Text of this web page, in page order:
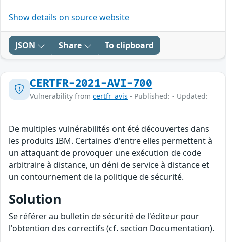
Show details on source website
JSON Share To clipboard
CERTFR-2021-AVI-700
Vulnerability from certfr_avis - Published: - Updated:
De multiples vulnérabilités ont été découvertes dans
les produits IBM. Certaines d'entre elles permettent à
un attaquant de provoquer une exécution de code
arbitraire à distance, un déni de service à distance et
un contournement de la politique de sécurité.
Solution
Se référer au bulletin de sécurité de l'éditeur pour
l'obtention des correctifs (cf. section Documentation).